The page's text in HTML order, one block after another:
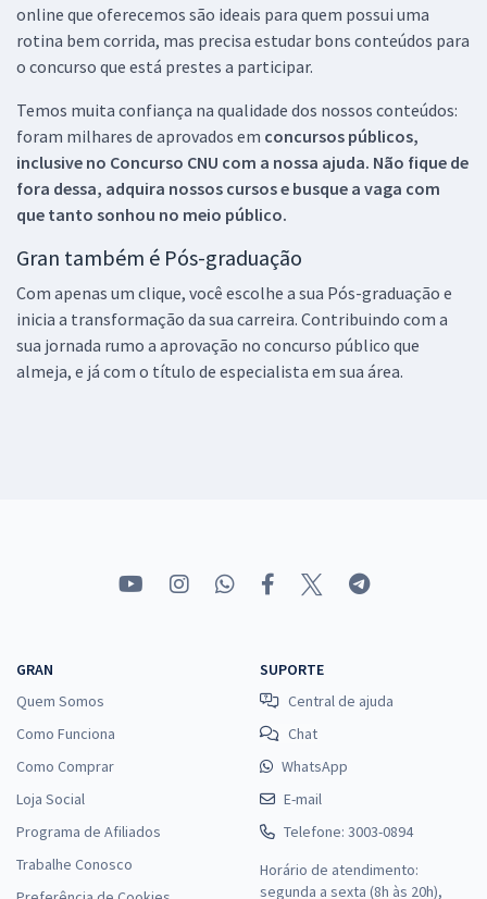
online que oferecemos são ideais para quem possui uma
rotina bem corrida, mas precisa estudar bons conteúdos para
o concurso que está prestes a participar.
Temos muita confiança na qualidade dos nossos conteúdos:
foram milhares de aprovados em concursos públicos,
inclusive no Concurso CNU com a nossa ajuda. Não fique de
fora dessa, adquira nossos cursos e busque a vaga com
que tanto sonhou no meio público.
Gran também é Pós-graduação
Com apenas um clique, você escolhe a sua Pós-graduação e
inicia a transformação da sua carreira. Contribuindo com a
sua jornada rumo a aprovação no concurso público que
almeja, e já com o título de especialista em sua área.
GRAN
Quem Somos
Como Funciona
Como Comprar
Loja Social
Programa de Afiliados
Trabalhe Conosco
SUPORTE
Central de ajuda
Chat
WhatsApp
E-mail
Telefone: 3003-0894
Horário de atendimento:
segunda a sexta (8h às 20h),